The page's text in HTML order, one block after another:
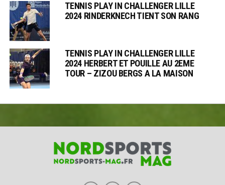
TENNIS PLAY IN CHALLENGER LILLE
2024 RINDERKNECH TIENT SON RANG
TENNIS PLAY IN CHALLENGER LILLE
2024 HERBERT ET POUILLE AU 2EME
TOUR – ZIZOU BERGS A LA MAISON